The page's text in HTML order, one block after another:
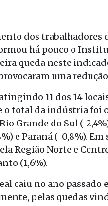
dos
há pouco o
queda neste
uma redução
11 dos 14
total da indústria foi
Grande do Sul (-
e Paraná (-0,8%).
Região Norte e
(1,6%).
caiu no ano passado
pelas quedas